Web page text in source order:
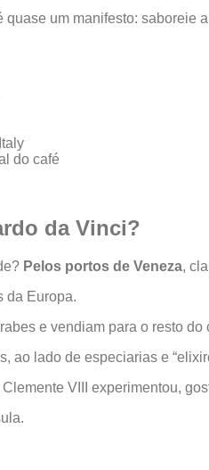
um manifesto: saboreie
do café
da Vinci?
Pelos portos de Veneza,
da Europa.
e vendiam para o resto do
ao lado de especiarias e
VIII experimentou,